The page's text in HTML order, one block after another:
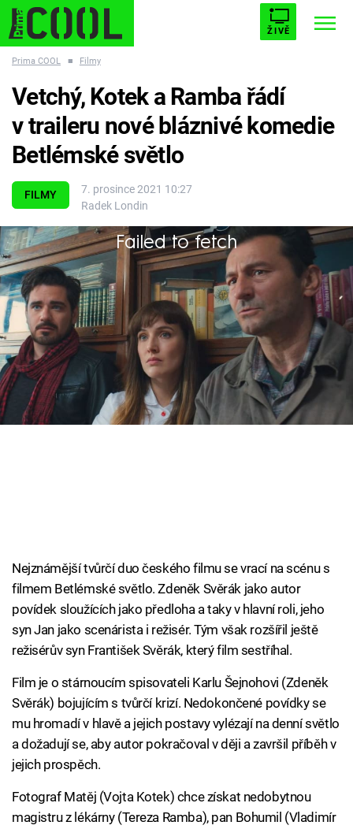
ŽIVĚ
ESCAPE PLNEJ KOTEL AVENGERS 5
Témata
Filmy
Seriály
Hry
Cool Esport
Pořady
Sledujte nás
Prima COOL ■ Filmy
FILMY
7. prosince 2021 10:27
Radek Londin
Vetchý, Kotek a Ramba řádí
v traileru nové bláznivé komedie
Betlémské světlo
Failed to fetch
Oscarové tvůrčí duo přichází s jejich oblíbeným
žánrem, s komedií.
Nejznámější tvůrčí duo českého filmu se vrací na scénu s
filmem Betlémské světlo. Zdeněk Svěrák jako autor
povídek sloužících jako předloha a taky v hlavní roli, jeho
syn Jan jako scenárista i režisér. Tým však rozšířil ještě
režisérův syn František Svěrák, který film sestříhal.
Film je o stárnoucím spisovateli Karlu Šejnohovi (Zdeněk
Svěrák) bojujícím s tvůrčí krizí. Nedokončené povídky se
mu hromadí v hlavě a jejich postavy vylézají na denní světlo
a dožadují se, aby autor pokračoval v ději a završil příběh v
jejich prospěch.
Fotograf Matěj (Vojta Kotek) chce získat nedobytnou
magistru z lékárny (Tereza Ramba), pan Bohumil (Vladimír